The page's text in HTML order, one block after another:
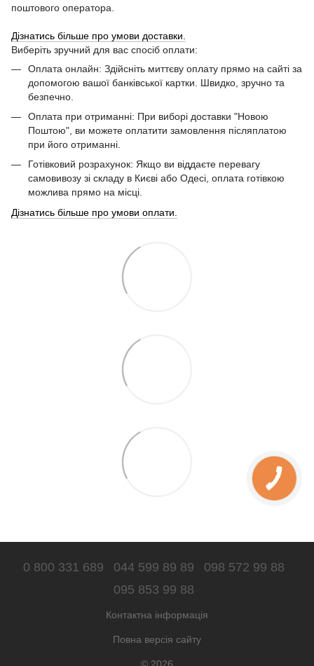
поштового оператора.
Дізнатись більше про умови доставки.
Виберіть зручний для вас спосіб оплати:
Оплата онлайн: Здійсніть миттєву оплату прямо на сайті за
допомогою вашої банківської картки. Швидко, зручно та
безпечно.
Оплата при отриманні: При виборі доставки "Новою
Поштою", ви можете оплатити замовлення післяплатою
при його отриманні.
Готівковий розрахунок: Якщо ви віддаєте перевагу
самовивозу зі складу в Києві або Одесі, оплата готівкою
можлива прямо на місці.
Дізнатись більше про умови оплати.
0 800 331 689 044 599 89 89
098 572 99 88
095 853 99 88
Контактна інформація
Повна версія сайту